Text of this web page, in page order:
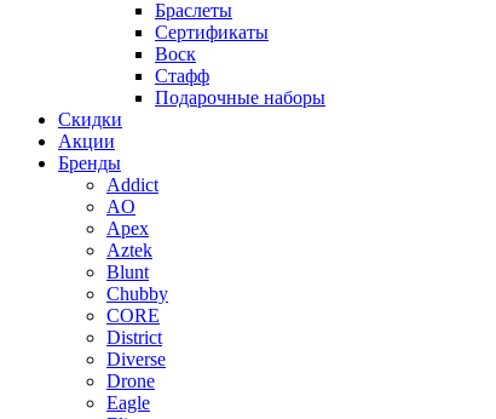
Браслеты
Сертификаты
Воск
Стафф
Подарочные наборы
Скидки
Акции
Бренды
Addict
AO
Apex
Aztek
Blunt
Chubby
CORE
District
Diverse
Drone
Eagle